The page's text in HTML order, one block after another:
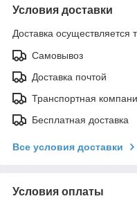
Условия доставки
Доставка осуществляется
Самовывоз
Доставка почтой
Транспортная
Бесплатная доставка
Все условия доставки
Условия оплаты